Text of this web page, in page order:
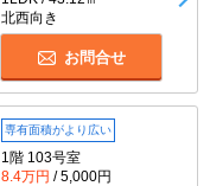
北西向き
お問合せ
専有面積がより広い
1階 103号室
8.4万円 / 5,000円